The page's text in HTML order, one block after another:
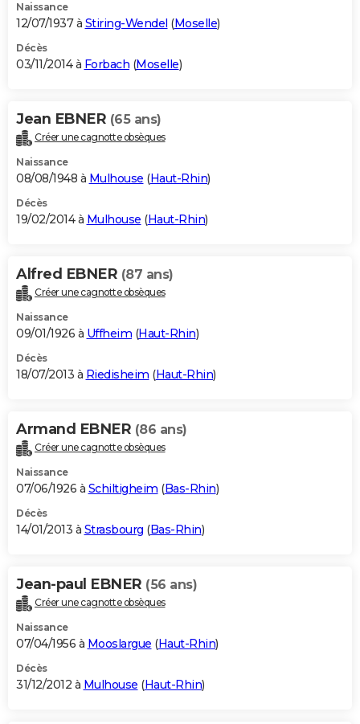
Naissance
12/07/1937 à Stiring-Wendel (Moselle)
Décès
03/11/2014 à Forbach (Moselle)
Jean EBNER (65 ans)
Créer une cagnotte obsèques
Naissance
08/08/1948 à Mulhouse (Haut-Rhin)
Décès
19/02/2014 à Mulhouse (Haut-Rhin)
Alfred EBNER (87 ans)
Créer une cagnotte obsèques
Naissance
09/01/1926 à Uffheim (Haut-Rhin)
Décès
18/07/2013 à Riedisheim (Haut-Rhin)
Armand EBNER (86 ans)
Créer une cagnotte obsèques
Naissance
07/06/1926 à Schiltigheim (Bas-Rhin)
Décès
14/01/2013 à Strasbourg (Bas-Rhin)
Jean-paul EBNER (56 ans)
Créer une cagnotte obsèques
Naissance
07/04/1956 à Mooslargue (Haut-Rhin)
Décès
31/12/2012 à Mulhouse (Haut-Rhin)